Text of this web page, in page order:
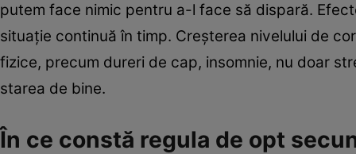
putem face nimic pentru a-l face să dispară.
situație continuă în timp. Creșterea nivelului de
fizice, precum dureri de cap, insomnie, nu doar
starea de bine.
În ce constă regula de opt